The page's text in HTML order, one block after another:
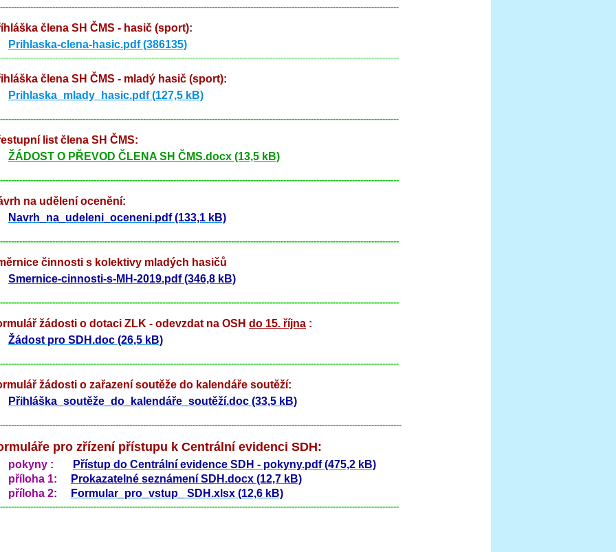
člena SH ČMS - hasič (sport):
Prihlaska-clena-hasic.pdf (386135)
člena SH ČMS - mladý hasič (sport):
Prihlaska_mlady_hasic.pdf (127,5 kB)
list člena SH ČMS:
ŽÁDOST O PŘEVOD ČLENA SH ČMS.docx (13,5 kB)
na udělení ocenění:
Navrh_na_udeleni_oceneni.pdf (133,1 kB)
činnosti s kolektivy mladých hasičů
Smernice-cinnosti-s-MH-2019.pdf (346,8 kB)
žádosti o dotaci ZLK - odevzdat na OSH do 15. října :
Žádost pro SDH.doc (26,5 kB)
žádosti o zařazení soutěže do kalendáře soutěží:
Přihláška_soutěže_do_kalendáře_soutěží.doc (33,5 kB)
pro zřízení přístupu k Centrální evidenci SDH:
pokyny :
Přístup do Centrální evidence SDH - pokyny.pdf (475,2 kB)
příloha 1:
Prokazatelné seznámení SDH.docx (12,7 kB)
příloha 2: Formular_pro_vstup_ SDH.xlsx (12,6 kB)